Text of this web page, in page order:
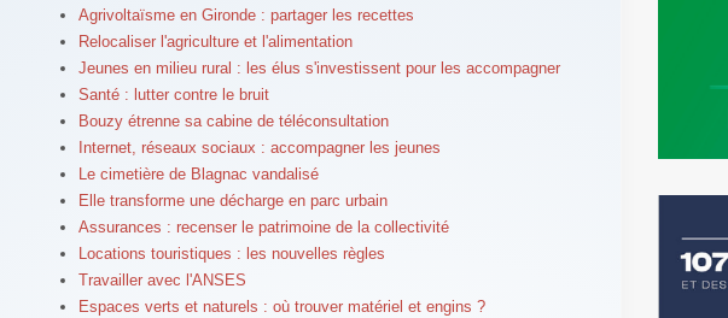
Agrivoltaïsme en Gironde : partager les recettes
Relocaliser l'agriculture et l'alimentation
Jeunes en milieu rural : les élus s'investissent pour les accompagner
Santé : lutter contre le bruit
Bouzy étrenne sa cabine de téléconsultation
Internet, réseaux sociaux : accompagner les jeunes
Le cimetière de Blagnac vandalisé
Elle transforme une décharge en parc urbain
Assurances : recenser le patrimoine de la collectivité
Locations touristiques : les nouvelles règles
Travailler avec l'ANSES
Espaces verts et naturels : où trouver matériel et engins ?